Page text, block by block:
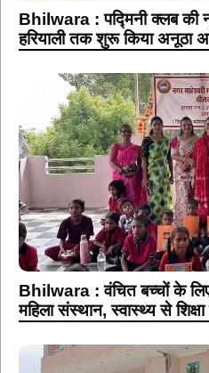
Bhilwara : पद्मिनी क्लब की
हरियाली तक शुरू किया अनूठा
Bhilwara : वंचित बच्चों के
महिला संस्थान, स्वास्थ्य से